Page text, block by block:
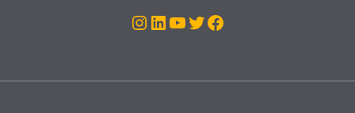
Instagram
LinkedIn
YouTube
Twitter
Facebook